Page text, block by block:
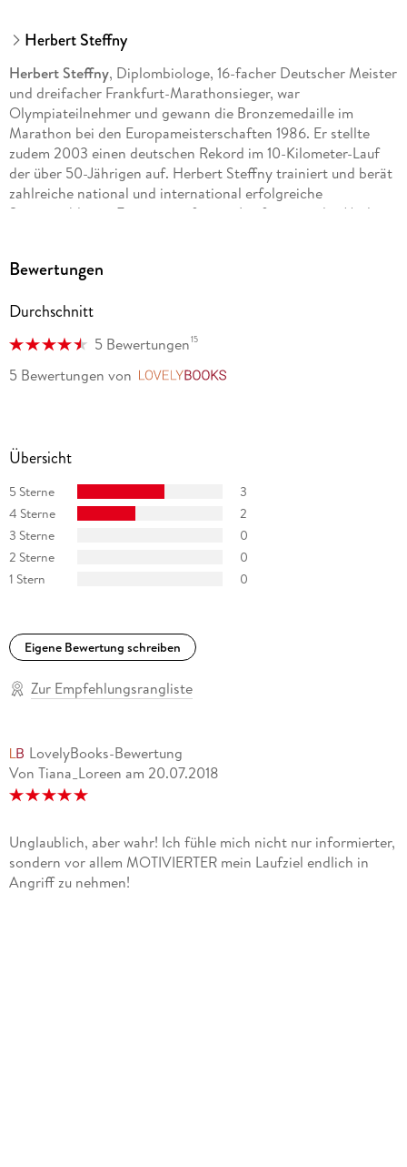
Herbert Steffny
Herbert Steffny, Diplombiologe, 16-facher Deutscher Meister
und dreifacher Frankfurt-Marathonsieger, war
Olympiateilnehmer und gewann die Bronzemedaille im
Marathon bei den Europameisterschaften 1986. Er stellte
zudem 2003 einen deutschen Rekord im 10-Kilometer-Lauf
der über 50-Jährigen auf. Herbert Steffny trainiert und berät
zahlreiche national und international erfolgreiche
Spitzenathleten. Er ist ein gefragter Laufexperte der Medien
Bewertungen
Durchschnitt
5 Bewertungen15
5 Bewertungen von
Übersicht
5 Sterne
3
4 Sterne
2
3 Sterne
0
2 Sterne
0
1 Stern
0
Eigene Bewertung schreiben
Zur Empfehlungsrangliste
LovelyBooks-Bewertung
Von Tiana_Loreen am 20.07.2018
Unglaublich, aber wahr! Ich fühle mich nicht nur informierter,
sondern vor allem MOTIVIERTER mein Laufziel endlich in
Angriff zu nehmen!